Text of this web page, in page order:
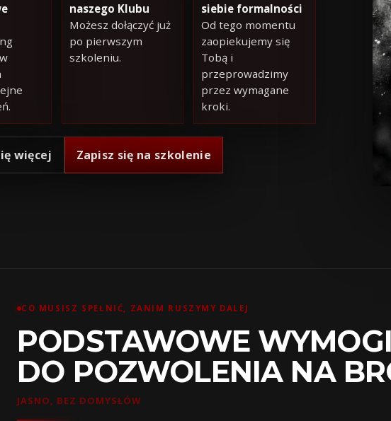
naszego Klubu
Możesz dołączyć już
po pierwszym
szkoleniu.
siebie formalności
Od tego momentu
zaopiekujemy się
Tobą i
przeprowadzimy
przez wymagane
kroki.
więcej Zapisz się na szkolenie
CO MUSISZ SPEŁNIĆ, ZANIM RUSZYMY DALEJ
PODSTAWOWE WYMOGI
DO POZWOLENIA NA
JASNO, BEZ DOMYSŁÓW